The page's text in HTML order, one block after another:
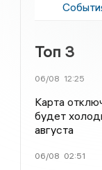
Топ 3
06/08 12:25
Карта
будет
августа
06/08 02:51